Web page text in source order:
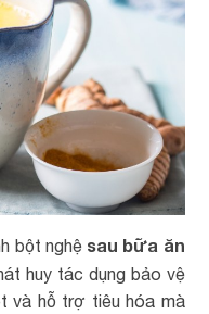
bột nghệ sau bữa ăn
huy tác dụng bảo vệ
và hỗ trợ tiêu hóa mà